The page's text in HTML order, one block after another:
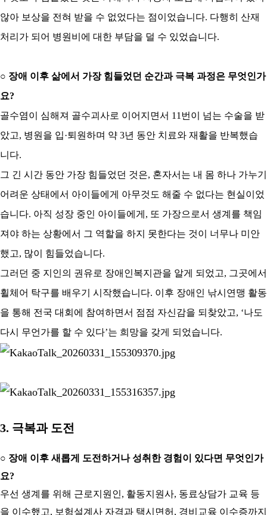
않아 보상을 전혀 받을 수 없었다는 점이었습니다. 다행히 산재
처리가 되어 병원비에 대한 부담을 덜 수 있었습니다.
○ 장애 이후 삶에서 가장 힘들었던 순간과 극복 과정은 무엇인가
요?
골수염이 심해져 골수괴사로 이어지면서 11 번이 넘는 수술을 받
았고, 병원을 입·퇴원하며 약 3년 동안 치료와 재활을 반복했습
니다.
그 긴 시간 동안 가장 힘들었던 것은, 혼자서는 내 몸 하나 가누기
어려운 상태에서 아이들에게 아무것도 해줄 수 없다는 현실이었
습니다. 아직 성장 중인 아이들에게 , 또 가장으로서 생계를 책임
져야 하는 상황에서 그 역할을 하지 못한다는 것이 너무나 미안
했고, 많이 힘들었습니다.
그러던 중 지인의 권유로 장애인복지관을 알게 되었고, 그곳에서
휠체어 탁구를 배우기 시작했습니다. 이후 장애인 낚시연맹 활동
을 통해 전국 대회에 참여하면서 점점 자신감을 되찾았고, ‘나도
다시 무언가를 할 수 있다’는 희망을 갖게 되었습니다.
3. 극복과 도전
○ 장애 이후 새롭게 도전하거나 성취한 경험이 있다면 무엇인가
요?
우선 생계를 위해 근로지원인, 활동지원사, 동료상담가 교육 등
을 이수했고, 보험설계사 자격과 택시면허 , 경비교육 이수증까지